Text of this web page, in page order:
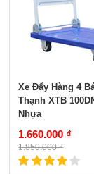
Xe Đẩy Hàng 4
Thạnh XTB
Nhựa
1.660.000 ₫
1.850.000 ₫